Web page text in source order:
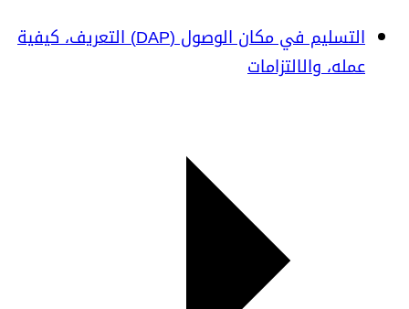
التسليم في مكان الوصول (DAP) التعريف، كيفية
عمله، والالتزامات